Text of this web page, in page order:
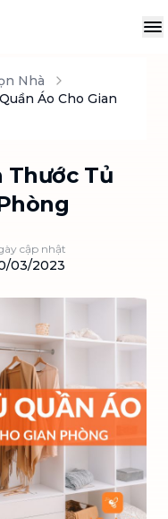
Nhà
Áo Cho Gian
Thước Tủ
cập nhật
03/2023